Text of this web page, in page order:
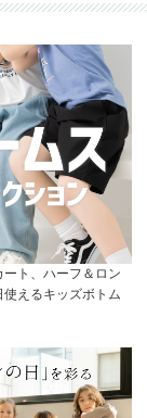
ート、ハーフ＆ロン
使えるキッズボトム